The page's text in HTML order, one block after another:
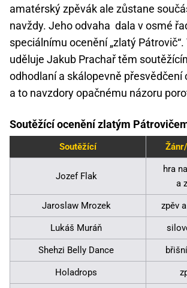
amatérský zpěvák ale zůstane
navždy. Jeho odvaha dala v osmé
speciálnímu ocenění „zlatý
uděluje Jakub Prachař těm
odhodlaní a skálopevně přesvědčení
a to navzdory opačnému názoru
Soutěžící ocenění zlatým
Soutěžící
Jozef Flak
hra
a
Jaroslaw Mrozek zpěv
Lukáš Muráň
Shehzi Belly Dance
Holadrops